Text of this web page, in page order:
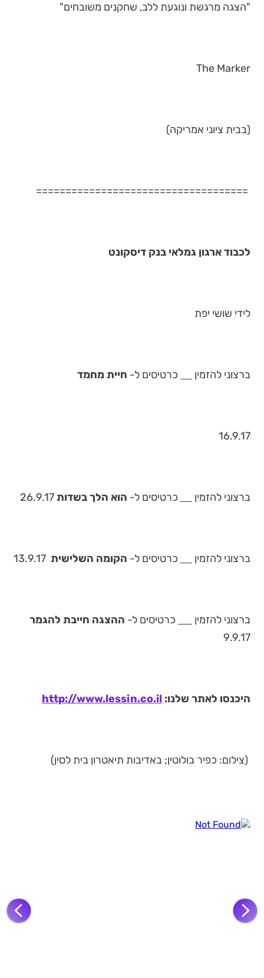
"הצגה מרגשת ונוגעת ללב, שחקנים משובחים"
The Marker
(בבית ציוני אמריקה)
====================================
לכבוד ארגון גמלאי בנק דיסקונט
לידי שושי יפת
ברצוני להזמין כרטיסים ל- חיית מחמד
16.9.17
ברצוני להזמין כרטיסים ל- הוא הלך בשדות26.9.17
ברצוני להזמין כרטיסים ל- הקומה השלישית 13.9.17
ברצוני להזמין כרטיסים ל- ההצגה חייבת להגמר
9.9.17
היכנסו לאתר שלנו: http://www.lessin.co.il
(צילום: כפיר בולוטין; באדיבות תיאטרון בית לסין)